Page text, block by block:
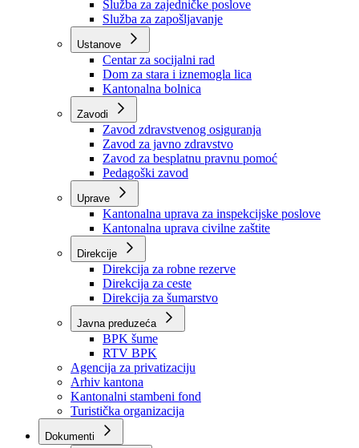
Službe
Služba za odnose s javnošću
Služba za zajedničke poslove
Služba za zapošljavanje
Ustanove
Centar za socijalni rad
Dom za stara i iznemogla lica
Kantonalna bolnica
Zavodi
Zavod zdravstvenog osiguranja
Zavod za javno zdravstvo
Zavod za besplatnu pravnu pomoć
Pedagoški zavod
Kantonalna uprava za inspekcijske poslove
Kantonalna uprava civilne zaštite
Direkcije
Direkcija za robne rezerve
Direkcija za ceste
Direkcija za šumarstvo
Javna preduzeća
BPK šume
RTV BPK
Agencija za privatizaciju
Arhiv kantona
Kantonalni stambeni fond